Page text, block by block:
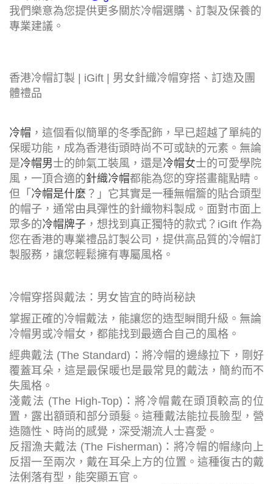
我們樂意為您提供更多關於冷帽選購、訂製及保養的
專業建議。
香港冷帽訂製 | iGift | 男女針織冷帽穿搭、訂造及團
體禮品
冷帽 ，這個看似簡單的冬季配飾，早已超越了單純的
保暖功能，成為香港街頭時尚不可或缺的元素。無論
是冷帽男士的帥氣工裝風，還是冷帽女士的可愛學院
風，一頂合適的針織冷帽都能為您的穿搭畫龍點睛。
但「 冷帽是什麼 ？」它其實是一種無帽簷的貼合頭型
的帽子，通常由具彈性的針織物料製成。面對市面上
眾多的冷帽牌子 ，想找到真正獨特的款式？iGift 作為
您在香港的專業禮品訂製公司，提供高品質的冷帽訂
製服務，讓您輕鬆擁有專屬風格。
冷帽穿搭與戴法：男女皆宜的時尚秘訣
掌握正確的冷帽戴法，能讓您的造型瞬間升級。無論
冷帽男或冷帽女，都能找到最適合自己的風格。
經典戴法 (The Standard)：將冷帽的邊緣拉下，剛好
覆蓋耳朵，這是最保暖也是最常見的戴法，簡約而不
失風格。
淺戴法 (The High-Top)：將冷帽戴在頭頂較高的位
置，露出額頭和部分頭髮。這種戴法能拉長臉型，營
造隨性、時尚的感覺，深受潮流人士喜愛。
反摺漁夫戴法 (The Fisherman)：將冷帽的帽緣向上
反摺一至兩次，戴在耳朵上方的位置。這種復古的戴
法俐落有型，能突顯五官。